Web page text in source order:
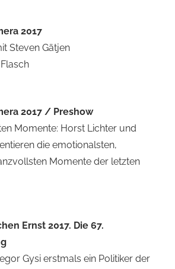
2017
Steven Gätjen
2017 / Preshow
Momente: Horst Lichter und
die emotionalsten,
Momente der letzten
Ernst 2017. Die 67.
Gysi erstmals ein Politiker der